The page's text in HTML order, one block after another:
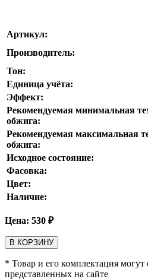
Артикул:
Производитель:
Тон:
Единица учёта:
Эффект:
Рекомендуемая минимальная
обжига:
Рекомендуемая максимальная
обжига:
Исходное состояние:
Фасовка:
Цвет:
Наличие:
Цена: 530 ₽
В КОРЗИНУ
* Товар и его комплектация могут
представленных на сайте